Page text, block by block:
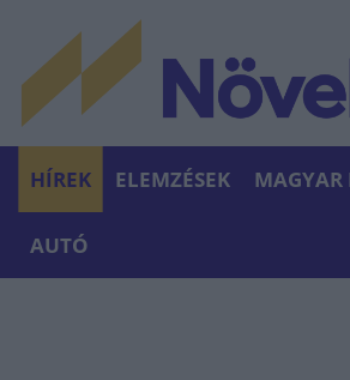
HÍREK ELEMZÉSEK MAGYAR
AUTÓ